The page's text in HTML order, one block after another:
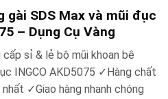
gài SDS Max và mũi đục
– Dụng Cụ Vàng
cấp sỉ & lẻ bộ mũi khoan bê
INGCO AKD5075 ✓ Hàng chất
nhất ✓Giao hàng nhanh chóng